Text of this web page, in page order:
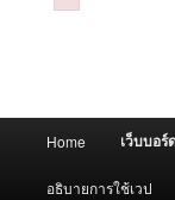
Home เว็บบอร์
อธิบายการใช้เวป
Failed to